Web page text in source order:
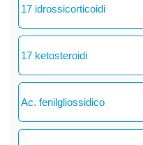
17 idrossicorticoidi
17 ketosteroidi
Ac. fenilgliossidico